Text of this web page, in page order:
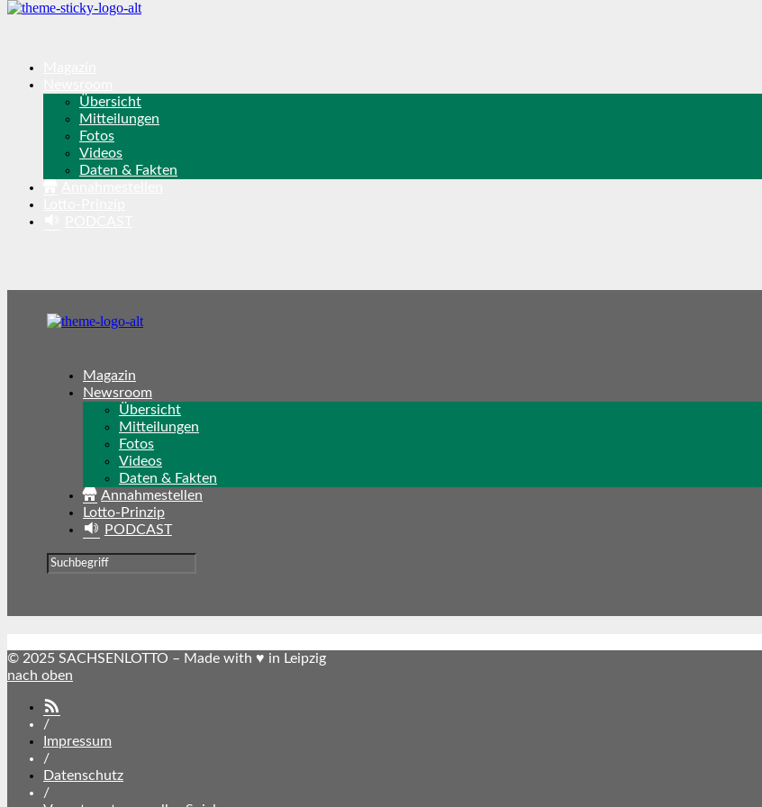
Übersicht
Mitteilungen
Fotos
Videos
Daten & Fakten
Magazin
Newsroom
Übersicht
Mitteilungen
Fotos
Videos
Daten & Fakten
Annahmestellen
Lotto-Prinzip
PODCAST
© 2025 SACHSENLOTTO – Made with ♥ in Leipzig
nach oben
/
Impressum
/
Datenschutz
/